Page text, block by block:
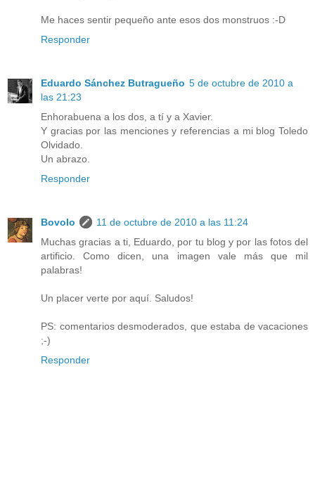
Me haces sentir pequeño ante esos dos monstruos :-D
Responder
Eduardo Sánchez Butragueño 5 de octubre de 2010 a
las 21:23
Enhorabuena a los dos, a tí y a Xavier.
Y gracias por las menciones y referencias a mi blog Toledo
Olvidado.
Un abrazo.
Responder
Bovolo
11 de octubre de 2010 a las 11:24
Muchas gracias a ti, Eduardo, por tu blog y por las fotos del
artificio. Como dicen, una imagen vale más que mil
palabras!
Un placer verte por aquí. Saludos!
PS: comentarios desmoderados, que estaba de vacaciones
;-)
Responder